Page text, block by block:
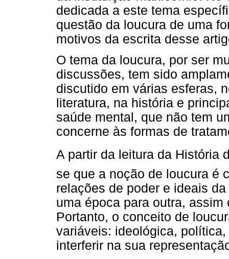
dedicada a este tema
questão da loucura de uma
motivos da escrita desse
O tema da loucura, por ser
discussões, tem sido
discutido em várias esferas,
literatura, na história e
saúde mental, que não tem
concerne às formas de
A partir da leitura da História
se que a noção de loucura é
relações de poder e ideais
uma época para outra,
Portanto, o conceito de
variáveis: ideológica,
interferir na sua